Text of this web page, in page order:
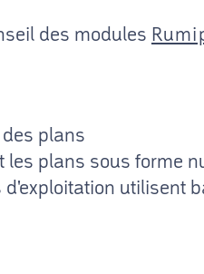
des modules
plans
les plans sous forme
utilisent